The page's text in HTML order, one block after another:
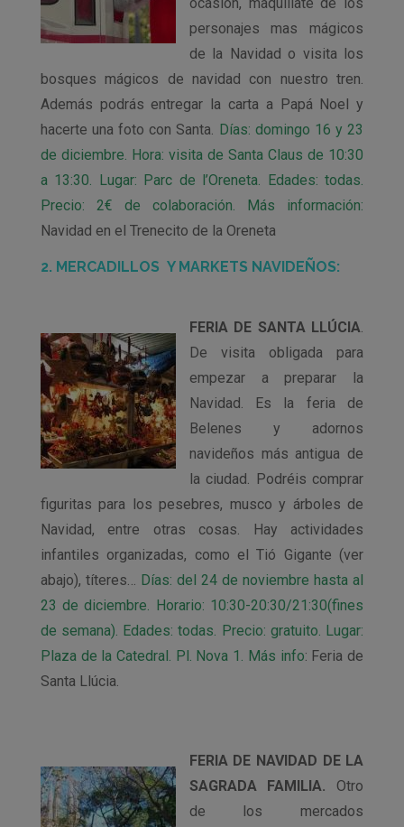
personajes mas mágicos
de la Navidad o visita los
bosques mágicos de navidad con nuestro tren.
Además podrás entregar la carta a Papá Noel y
hacerte una foto con Santa. Días: domingo 16 y 23
de diciembre. Hora: visita de Santa Claus de 10:30
a 13:30. Lugar: Parc de l’Oreneta. Edades: todas.
Precio: 2€ de colaboración. Más información:
Navidad en el Trenecito de la Oreneta
2. MERCADILLOS Y MARKETS NAVIDEÑOS:
FERIA DE SANTA LLÚCIA.
De visita obligada para
empezar a preparar la
Navidad. Es la feria de
Belenes y adornos
navideños más antigua de
la ciudad. Podréis comprar
figuritas para los pesebres, musco y árboles de
Navidad, entre otras cosas. Hay actividades
infantiles organizadas, como el Tió Gigante (ver
abajo), títeres… Días: del 24 de noviembre hasta al
23 de diciembre. Horario: 10:30-20:30/21:30(fines
de semana). Edades: todas. Precio: gratuito. Lugar:
Plaza de la Catedral. Pl. Nova 1. Más info: Feria de
Santa Llúcia.
FERIA DE NAVIDAD DE LA
SAGRADA FAMILIA. Otro
de los mercados